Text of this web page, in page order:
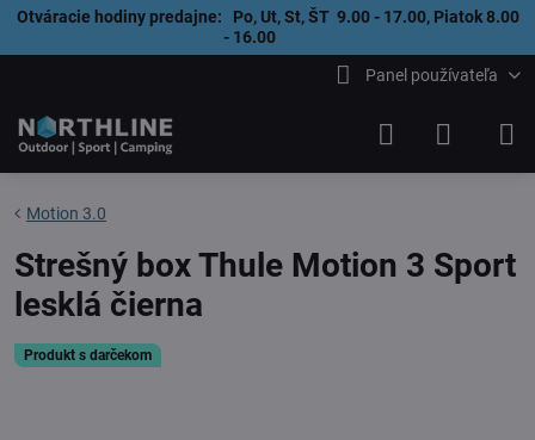
Otváracie hodiny predajne: Po, Ut, St, ŠT 9.00 - 17.00, Piatok 8.00
- 16.00
Panel používateľa
Produkt s darčekom
Motion 3.0
Strešný box Thule Motion 3 Sport
lesklá čierna